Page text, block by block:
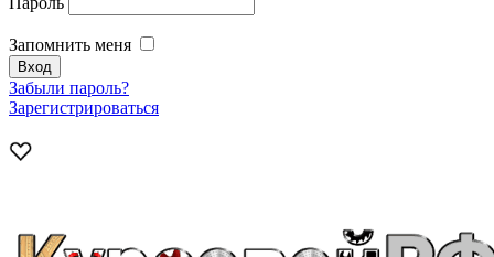
Запомнить меня
Забыли пароль?
Зарегистрироваться